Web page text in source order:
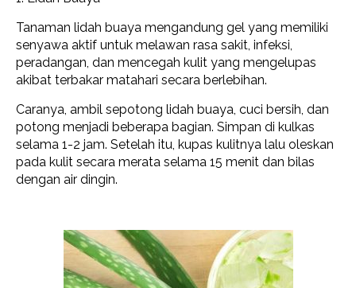
Tanaman lidah buaya mengandung gel yang memiliki
senyawa aktif untuk melawan rasa sakit, infeksi,
peradangan, dan mencegah kulit yang mengelupas
akibat terbakar matahari secara berlebihan.
Caranya, ambil sepotong lidah buaya, cuci bersih, dan
potong menjadi beberapa bagian. Simpan di kulkas
selama 1-2 jam. Setelah itu, kupas kulitnya lalu oleskan
pada kulit secara merata selama 15 menit dan bilas
dengan air dingin.